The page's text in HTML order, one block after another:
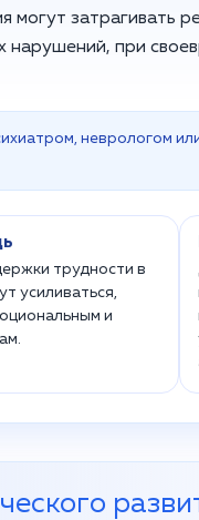
затрагивать
нарушений, при
неврологом
трудности в
усиливаться,
и